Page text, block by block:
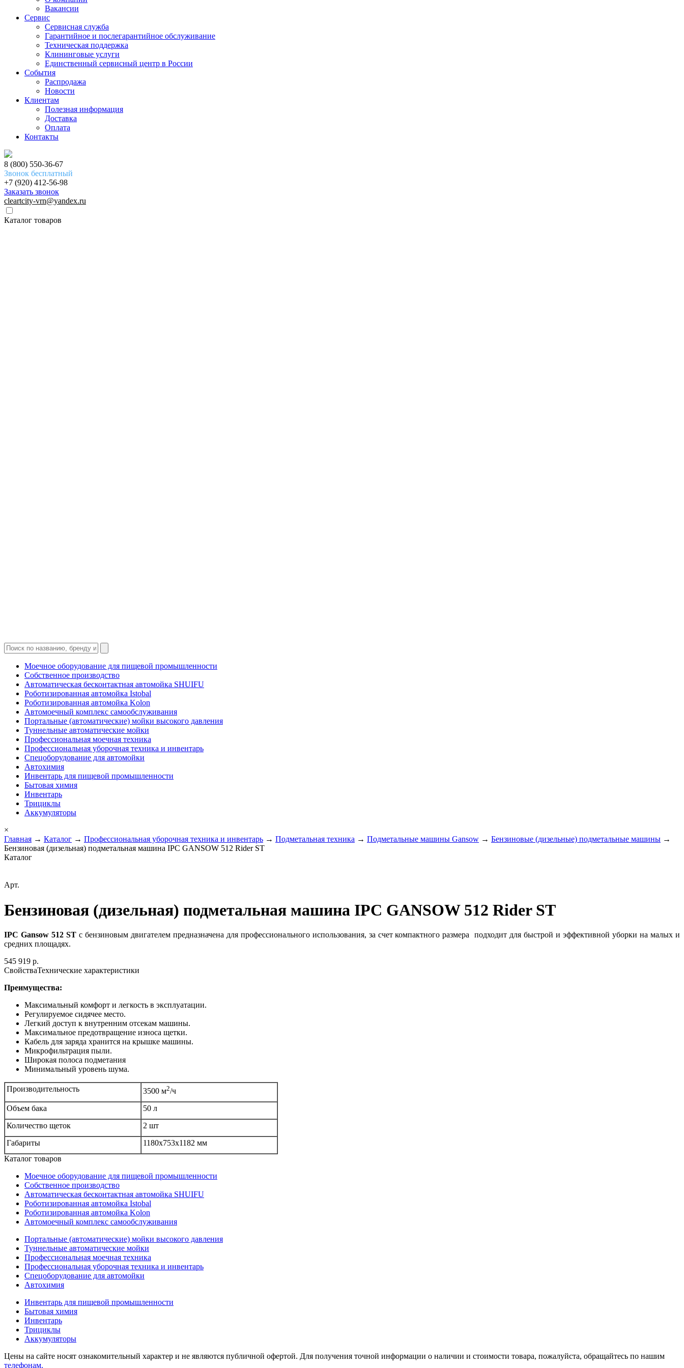
Вакансии
Сервис
Сервисная служба
Гарантийное и послегарантийное обслуживание
Техническая поддержка
Клининговые услуги
Единственный сервисный центр в России
События
Распродажа
Новости
Клиентам
Полезная информация
Доставка
Оплата
Контакты
8 (800) 550-36-67
Звонок бесплатный
+7 (920) 412-56-98
Заказать звонок
cleartcity-vrn@yandex.ru
Каталог товаров
Моечное оборудование для пищевой промышленности
Собственное производство
Автоматическая бесконтактная автомойка SHUIFU
Роботизированная автомойка Istobal
Роботизированная автомойка Kolon
Автомоечный комплекс самообслуживания
Портальные (автоматические) мойки высокого давления
Туннельные автоматические мойки
Профессиональная моечная техника
Профессиональная уборочная техника и инвентарь
Спецоборудование для автомойки
Автохимия
Инвентарь для пищевой промышленности
Бытовая химия
Инвентарь
Трициклы
Аккумуляторы
×
Главная → Каталог → Профессиональная уборочная техника и инвентарь → Подметальная техника → Подметальные машины Gansow → Бензиновые (дизельные) подметальные машины →
Бензиновая (дизельная) подметальная машина IPC GANSOW 512 Rider ST
Каталог
Арт.
Бензиновая (дизельная) подметальная машина IPC GANSOW 512 Rider ST
IPC Gansow 512 STс бензиновым двигателем предназначена для профессионального использования, за счет компактного размера подходит для быстрой и эффективной уборки на малых и
средних площадях.
545 919 р.
СвойстваТехнические характеристики
Преимущества:
Максимальный комфорт и легкость в эксплуатации.
Регулируемое сидячее место.
Легкий доступ к внутренним отсекам машины.
Максимальное предотвращение износа щетки.
Кабель для заряда хранится на крышке машины.
Микрофильтрация пыли.
Широкая полоса подметания
Минимальный уровень шума.
Производительность 3500 м2/ч
Объем бака
50 л
Количество щеток
2 шт
Габариты
1180x753x1182 мм
Каталог товаров
Моечное оборудование для пищевой промышленности
Собственное производство
Автоматическая бесконтактная автомойка SHUIFU
Роботизированная автомойка Istobal
Роботизированная автомойка Kolon
Автомоечный комплекс самообслуживания
Портальные (автоматические) мойки высокого давления
Туннельные автоматические мойки
Профессиональная моечная техника
Профессиональная уборочная техника и инвентарь
Спецоборудование для автомойки
Автохимия
Инвентарь для пищевой промышленности
Бытовая химия
Инвентарь
Трициклы
Аккумуляторы
Цены на сайте носят ознакомительный характер и не являются публичной офертой. Для получения точной информации о наличии и стоимости товара, пожалуйста, обращайтесь по нашим
телефонам.